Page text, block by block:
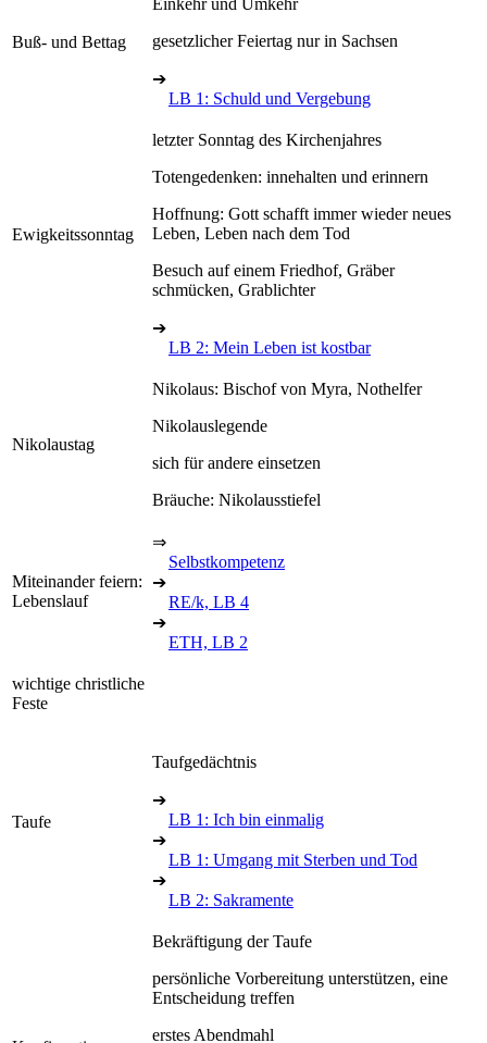
Buß- und Bettag
gesetzlicher Feiertag nur in Sachsen
➔
LB 1: Schuld und Vergebung
Ewigkeitssonntag
letzter Sonntag des Kirchenjahres
Totengedenken: innehalten und erinnern
Hoffnung: Gott schafft immer wieder neues
Leben, Leben nach dem Tod
Besuch auf einem Friedhof, Gräber
schmücken, Grablichter
➔
LB 2: Mein Leben ist kostbar
Nikolaustag
Nikolaus: Bischof von Myra, Nothelfer
Nikolauslegende
sich für andere einsetzen
Bräuche: Nikolausstiefel
Miteinander feiern:
Lebenslauf
⇒
Selbstkompetenz
➔
RE/k, LB 4
➔
ETH, LB 2
wichtige christliche
Feste
Taufe
Taufgedächtnis
➔
LB 1: Ich bin einmalig
➔
LB 1: Umgang mit Sterben und Tod
➔
LB 2: Sakramente
Bekräftigung der Taufe
persönliche Vorbereitung unterstützen, eine
Entscheidung treffen
erstes Abendmahl